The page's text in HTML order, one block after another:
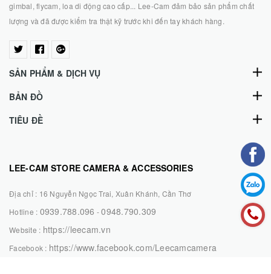
gimbal, flycam, loa di động cao cấp... Lee-Cam đảm bảo sản phẩm chất
lượng và đã được kiểm tra thật kỹ trước khi đến tay khách hàng.
SẢN PHẨM & DỊCH VỤ
BẢN ĐỒ
TIÊU ĐỀ
LEE-CAM STORE CAMERA & ACCESSORIES
Địa chỉ : 16 Nguyễn Ngọc Trai, Xuân Khánh, Cần Thơ
Hotline : 0939.788.096 -0948.790.309
Website : https://leecam.vn
Facebook : https://www.facebook.com/Leecamcamera